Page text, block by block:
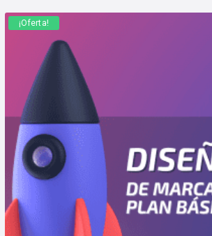
¡Oferta!